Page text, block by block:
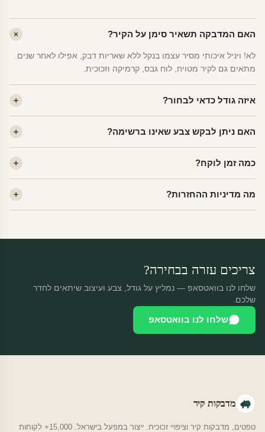
האם המדבקה תשאיר סימן על הקיר?
לא! ויניל איכותי מסיר עצמו בנקל ללא שאריות דבק, אפילו לאחר שנים.
מתאים גם לקיר מטויח, לוח גבס, קרמיקה וזכוכית.
איזה גודל כדאי לבחור?
שינה של מבוגרים — L. לפינה קטנה — S.
האם ניתן לבקש צבע שאינו ברשימה?
הצבעים זמינים ללא תוספת מחיר.
כמה זמן לוקח?
14:00 — יצאו באותו יום.
מה מדיניות ההחזרות?
צריכים עזרה בבחירה?
שלחו לנו בוואטסאפ — נמליץ על גודל, צבע ועיצוב שיתאים לחדר
שלכם.
שלחו לנו בוואטסאפ
מדבקות קיר
טפטים, מדבקות קיר וציפויי זכוכית. ייצור במפעל בישראל. 15,000+ לקוחות